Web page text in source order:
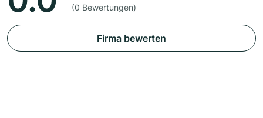
(0 Bewertungen)
Firma bewerten